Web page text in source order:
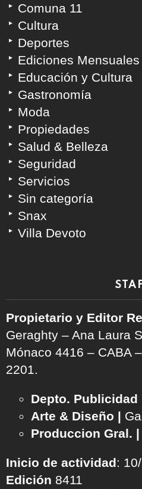
Comuna 11
Cultura
Deportes
Ediciones Mensuales
Educación y Cultura
Gastronomía
Moda
Propiedades
Salud & Belleza
Seguridad
Servicios
Sin categoría
Snax
Villa Devoto
Propietario y Editor
Geraghty – Ana Laura
Mónaco 4416 – CABA
2201.
Depto. Publicidad
Arte & Diseño |
Produccion Gral. |
Inicio de actividad:
Edición 8411